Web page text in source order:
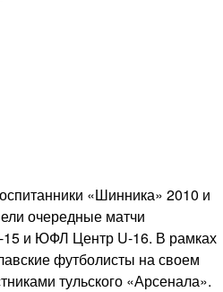
«Шинника» 2010 и
очередные матчи
и ЮФЛ Центр U-16. В рамках
футболисты на своем
тульского «Арсенала».